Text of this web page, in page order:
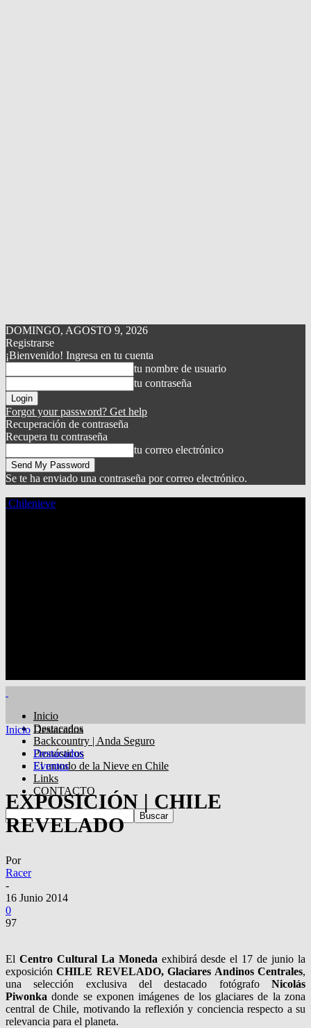
DOMINGO, AGOSTO 9, 2026
Registrarse
¡Bienvenido! Ingresa en tu cuenta
tu nombre de usuario
tu contraseña
Forgot your password? Get help
Recuperación de contraseña
Recupera tu contraseña
tu correo electrónico
Se te ha enviado una contraseña por correo electrónico.
Chilenieve
Inicio
Destacados
Backcountry | Anda Seguro
Pronósticos
El mundo de la Nieve en Chile
Links
CONTACTO
Inicio Destacados
Destacados
Eventos
EXPOSICIÓN | CHILE
REVELADO
Por
Racer
-
16 Junio 2014
0
97
El Centro Cultural La Moneda exhibirá desde el 17 de junio la
exposiciónCHILE REVELADO, Glaciares Andinos Centrales,
una selección exclusiva del destacado fotógrafo Nicolás
Piwonka donde se exponen imágenes de los glaciares de la zona
central de Chile, motivando la reflexión y conciencia respecto a su
relevancia para el planeta.